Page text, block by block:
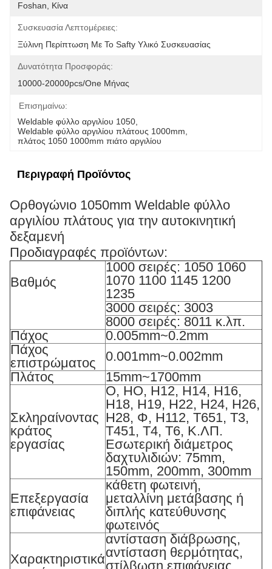
Foshan, Κίνα
Συσκευασία Λεπτομέρειες:
Ξύλινη Περίπτωση Με Το Safty Υλικό Συσκευασίας
Δυνατότητα Προσφοράς:
10000-20000pcs/one Μήνας
Επισημαίνω:
Weldable φύλλο αργιλίου 1050
Weldable φύλλο αργιλίου πλάτους 1000mm
πλάτος 1050 1000mm πιάτο αργιλίου
Περιγραφή Προϊόντος
Ορθογώνιο 1050mm Weldable φύλλο
αργιλίου πλάτους για την αυτοκινητική
δεξαμενή
Προδιαγραφές προϊόντων:
Βαθμός
1000 σειρές: 1050 1060
1070 1100 1145 1200
1235
3000 σειρές: 3003
8000 σειρές: 8011 κ.λπ.
Πάχος
0.005mm~0.2mm
Πάχος
επιστρώματος
0.001mm~0.002mm
Πλάτος
15mm~1700mm
Σκληραίνοντας
κράτος
εργασίας
Ο, HO, H12, H14, H16,
H18, H19, H22, H24, H26,
H28, Φ, H112, T651, T3,
T451, T4, T6, Κ.ΛΠ.
Εσωτερική διάμετρος
δαχτυλιδιών: 75mm,
150mm, 200mm, 300mm
Επεξεργασία
επιφάνειας
κάθετη φωτεινή,
μεταλλίνη μετάβασης ή
διπλής κατεύθυνσης
φωτεινός
Χαρακτηριστικά
αντίσταση διάβρωσης,
αντίσταση θερμότητας,
στίλβωση επιφάνειας,